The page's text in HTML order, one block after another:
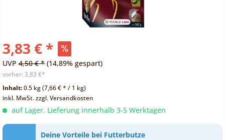
3,83 € *
UVP 4,50 € * (14,89% gespart)
vorher: 3,83 €*
Inhalt:0.5 kg (7,66 € * / 1 kg)
inkl. MwSt.zzgl. Versandkosten
auf Lager. Lieferung innerhalb 3-5 Werktagen
Deine Vorteile bei Futterbutze